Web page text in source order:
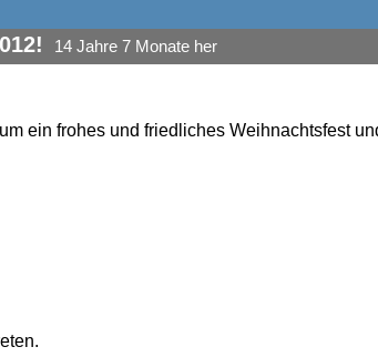
14 Jahre 7 Monate her
ein frohes und friedliches Weihnachtsfest